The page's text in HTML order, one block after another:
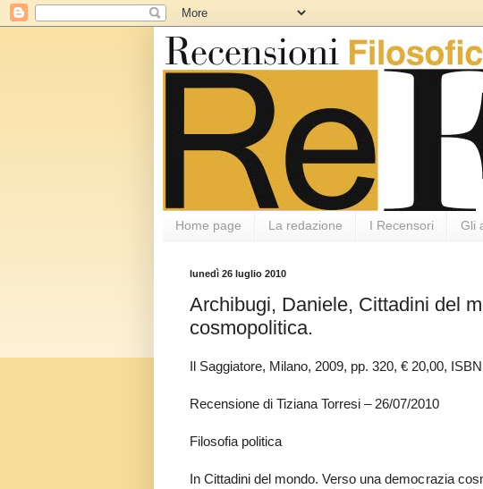
Home page La redazione I Recensori Gli
lunedì 26 luglio 2010
Archibugi, Daniele, Cittadini del
cosmopolitica.
Il Saggiatore, Milano, 2009, pp. 320, € 20,00,
Recensione di Tiziana Torresi – 26/07/2010
Filosofia politica
In Cittadini del mondo. Verso una democrazia